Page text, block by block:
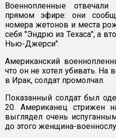
Военнопленные
прямом эфире: они
номера жетонов и места
себя "Эндрю из Техаса", а
Нью-Джерси".
Американский
что он не хотел убивать.
в Ирак, солдат промолчал.
Показанный солдат был
20. Американец стрижен
выглядел очень
до этого женщина-